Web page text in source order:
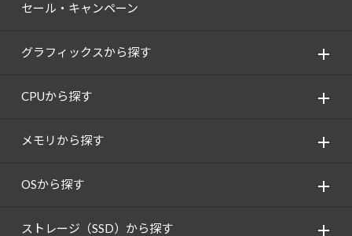
セール・キャンペーン
グラフィックスから探す
CPUから探す
メモリから探す
OSから探す
ストレージ（SSD）から探す